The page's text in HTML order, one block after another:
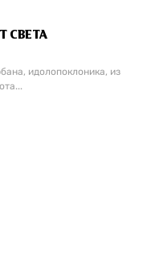
СВЕТА
идолопоклоника, из